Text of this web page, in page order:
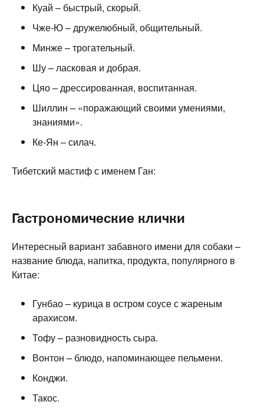
Куай – быстрый, скорый.
Чже-Ю – дружелюбный, общительный.
Минже – трогательный.
Шу – ласковая и добрая.
Цяо – дрессированная, воспитанная.
Шиллин – «поражающий своими умениями,
знаниями».
Ке-Ян – силач.
Тибетский мастиф с именем Ган:
Гастрономические клички
Интересный вариант забавного имени для собаки –
название блюда, напитка, продукта, популярного в
Китае:
Гунбао – курица в остром соусе с жареным
арахисом.
Тофу – разновидность сыра.
Вонтон – блюдо, напоминающее пельмени.
Конджи.
Такос.